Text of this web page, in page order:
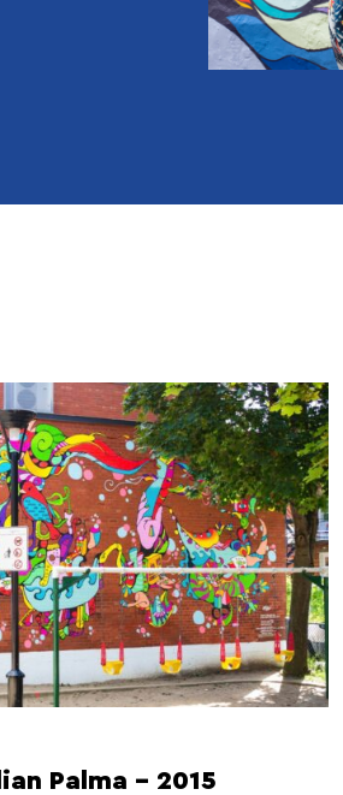
Palma – 2015